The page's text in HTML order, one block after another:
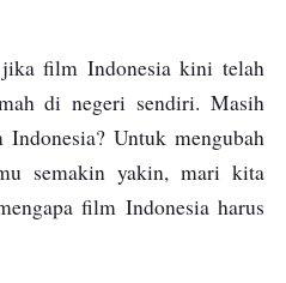
film Indonesia kini telah
di negeri sendiri. Masih
Untuk mengubah
semakin yakin, mari kita
film Indonesia harus